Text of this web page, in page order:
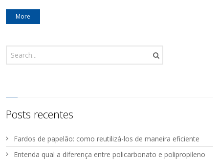
More
Posts recentes
Fardos de papelão: como reutilizá-los de maneira eficiente
Entenda qual a diferença entre policarbonato e polipropileno